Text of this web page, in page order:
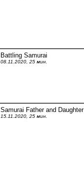
Battling Samurai
08.11.2020, 25 мин.
Samurai Father and Daughter
15.11.2020, 25 мин.